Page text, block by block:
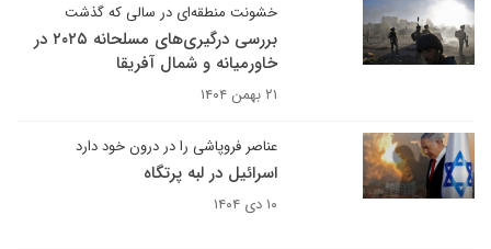
خشونت منطقه‌ای در سالی که گذشت
بررسی درگیری‌های مسلحانه ۲۰۲۵ در
خاورمیانه و شمال آفریقا
۲۱ بهمن ۱۴۰۴
عناصر فروپاشی را در درون خود دارد
اسرائیل در لبه پرتگاه
۱۰ دی ۱۴۰۴